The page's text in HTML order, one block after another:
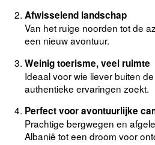
Afwisselend landschap
Van het ruige noorden tot de
een nieuw avontuur.
Weinig toerisme, veel ruimte
Ideaal voor wie liever buiten
authentieke ervaringen zoekt.
Perfect voor avontuurlijke
Prachtige bergwegen en
Albanië tot een droom voor